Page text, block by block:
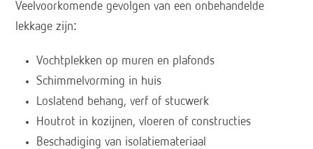
Veelvoorkomende gevolgen van een onbehandelde
lekkage zijn:
Vochtplekken op muren en plafonds
Schimmelvorming in huis
Loslatend behang, verf of stucwerk
Houtrot in kozijnen, vloeren of constructies
Beschadiging van isolatiemateriaal